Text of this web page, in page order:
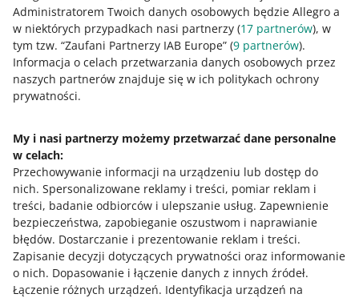
Administratorem Twoich danych osobowych będzie Allegro a
w niektórych przypadkach nasi partnerzy (17 partnerów), w
tym tzw. “Zaufani Partnerzy IAB Europe” (9 partnerów).
Informacja o celach przetwarzania danych osobowych przez
naszych partnerów znajduje się w ich politykach ochrony
prywatności.
My i nasi partnerzy możemy przetwarzać dane personalne
w celach:
Przechowywanie informacji na urządzeniu lub dostęp do
nich. Spersonalizowane reklamy i treści, pomiar reklam i
treści, badanie odbiorców i ulepszanie usług. Zapewnienie
bezpieczeństwa, zapobieganie oszustwom i naprawianie
błędów. Dostarczanie i prezentowanie reklam i treści.
Zapisanie decyzji dotyczących prywatności oraz informowanie
o nich. Dopasowanie i łączenie danych z innych źródeł.
Łączenie różnych urządzeń. Identyfikacja urządzeń na
GPSR – kluczowe wymagania dla firm
e-commerce
WEBINAR 24/7
PODCAST
023: Sprzedaż w modelu omnichannel -
Mateusz Grzywnowicz
PODCAST
024: Słowa - klucz do sukcesu Twojej
sprzedaży - Krzysztof Marzec
Potrzebujesz pomocy?
Skontaktuj się z nami
Zapytaj społeczność